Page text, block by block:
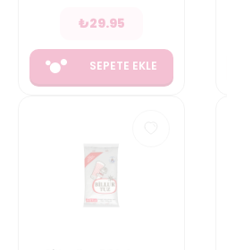
₺29.95
SEPETE EKLE